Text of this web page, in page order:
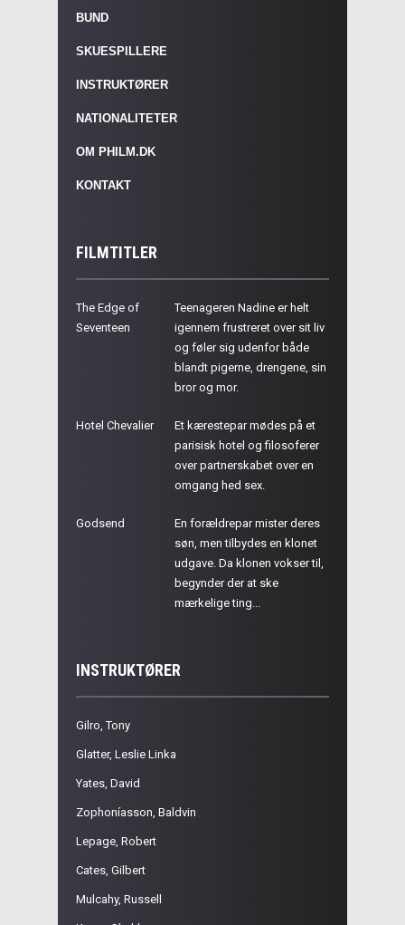
BUND
SKUESPILLERE
INSTRUKTØRER
NATIONALITETER
OM PHILM.DK
KONTAKT
FILMTITLER
The Edge of
Seventeen
Teenageren Nadine er helt
igennem frustreret over sit liv
og føler sig udenfor både
blandt pigerne, drengene, sin
bror og mor.
Hotel Chevalier
Et kærestepar mødes på et
parisisk hotel og filosoferer
over partnerskabet over en
omgang hed sex.
Godsend
En forældrepar mister deres
søn, men tilbydes en klonet
udgave. Da klonen vokser til,
begynder der at ske
mærkelige ting...
INSTRUKTØRER
Gilro, Tony
Glatter, Leslie Linka
Yates, David
Zophoníasson, Baldvin
Lepage, Robert
Cates, Gilbert
Mulcahy, Russell